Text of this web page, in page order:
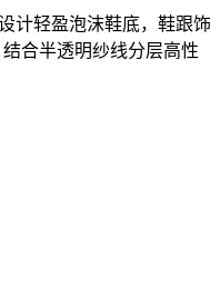
计轻盈泡沫鞋底，鞋跟饰
合半透明纱线分层高性